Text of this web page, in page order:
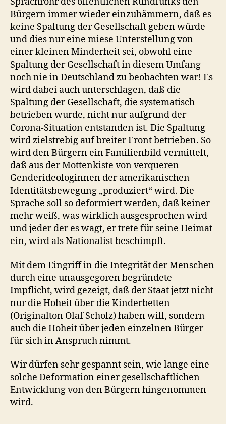
Bürgern immer wieder einzuhämmern, daß es
keine Spaltung der Gesellschaft geben würde
und dies nur eine miese Unterstellung von
einer kleinen Minderheit sei, obwohl eine
Spaltung der Gesellschaft in diesem Umfang
noch nie in Deutschland zu beobachten war! Es
wird dabei auch unterschlagen, daß die
Spaltung der Gesellschaft, die systematisch
betrieben wurde, nicht nur aufgrund der
Corona-Situation entstanden ist. Die Spaltung
wird zielstrebig auf breiter Front betrieben. So
wird den Bürgern ein Familienbild vermittelt,
daß aus der Mottenkiste von verqueren
Genderideologinnen der amerikanischen
Identitätsbewegung „produziert“ wird. Die
Sprache soll so deformiert werden, daß keiner
mehr weiß, was wirklich ausgesprochen wird
und jeder der es wagt, er trete für seine Heimat
ein, wird als Nationalist beschimpft.
Mit dem Eingriff in die Integrität der Menschen
durch eine unausgegoren begründete
Impflicht, wird gezeigt, daß der Staat jetzt nicht
nur die Hoheit über die Kinderbetten
(Originalton Olaf Scholz) haben will, sondern
auch die Hoheit über jeden einzelnen Bürger
für sich in Anspruch nimmt.
Wir dürfen sehr gespannt sein, wie lange eine
solche Deformation einer gesellschaftlichen
Entwicklung von den Bürgern hingenommen
wird.